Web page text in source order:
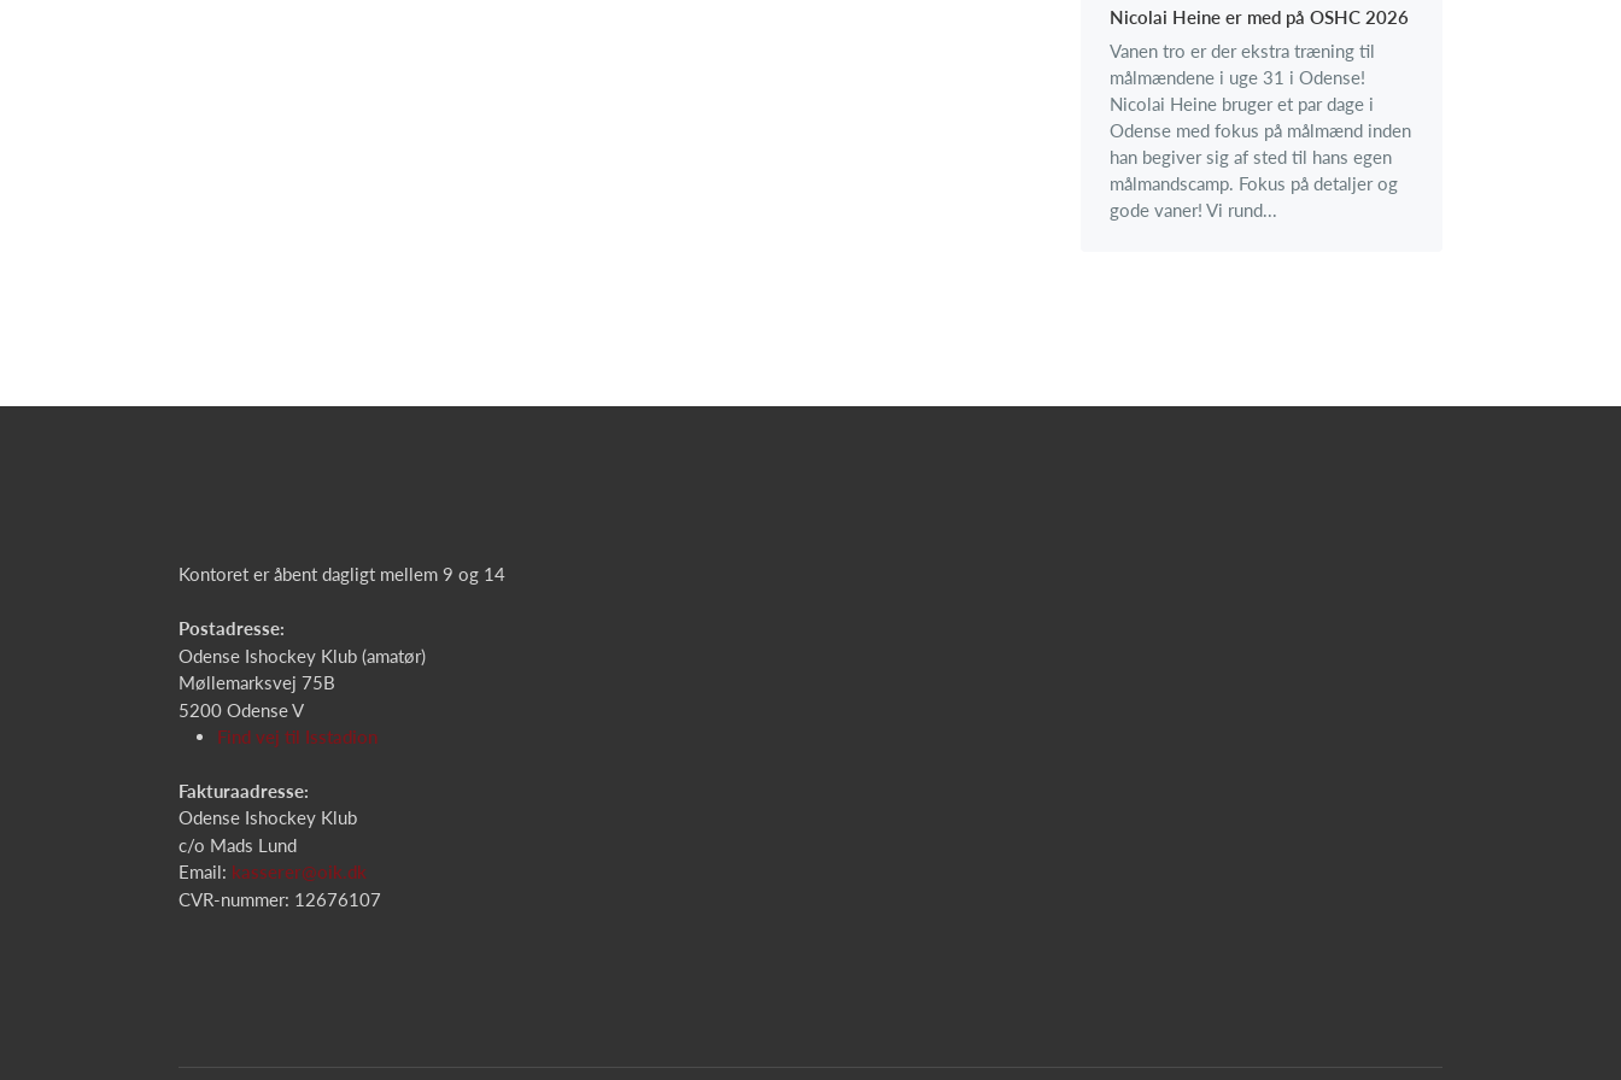
Nicolai Heine er med på OSHC 2026
Vanen tro er der ekstra træning til
målmændene i uge 31 i Odense!
Nicolai Heine bruger et par dage i
Odense med fokus på målmænd inden
han begiver sig af sted til hans egen
målmandscamp. Fokus på detaljer og
gode vaner! Vi rund...
Kontoret er åbent dagligt mellem 9 og 14
Postadresse:
Odense Ishockey Klub (amatør)
Møllemarksvej 75B
5200 Odense V
Find vej til Isstadion
Fakturaadresse:
Odense Ishockey Klub
c/o Mads Lund
Email: kasserer@oik.dk
CVR-nummer: 12676107